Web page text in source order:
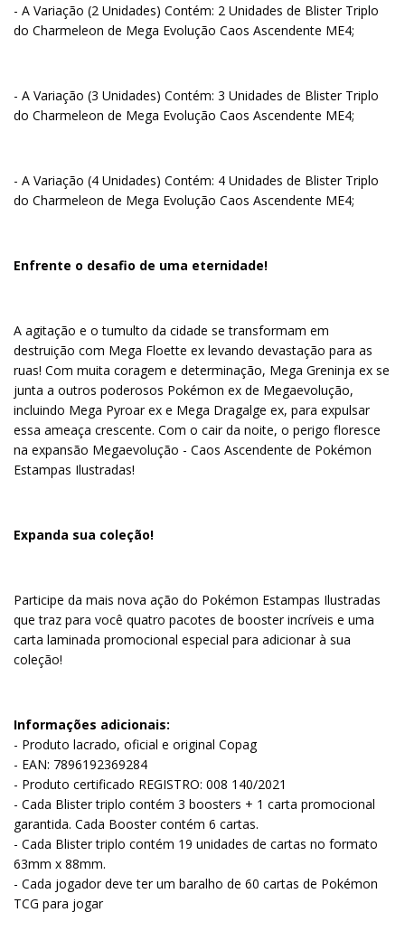
- A Variação (2 Unidades) Contém: 2 Unidades de Blister Triplo
do Charmeleon de Mega Evolução Caos Ascendente ME4;
- A Variação (3 Unidades) Contém: 3 Unidades de Blister Triplo
do Charmeleon de Mega Evolução Caos Ascendente ME4;
- A Variação (4 Unidades) Contém: 4 Unidades de Blister Triplo
do Charmeleon de Mega Evolução Caos Ascendente ME4;
Enfrente o desafio de uma eternidade!
A agitação e o tumulto da cidade se transformam em
destruição com Mega Floette ex levando devastação para as
ruas! Com muita coragem e determinação, Mega Greninja ex se
junta a outros poderosos Pokémon ex de Megaevolução,
incluindo Mega Pyroar ex e Mega Dragalge ex, para expulsar
essa ameaça crescente. Com o cair da noite, o perigo floresce
na expansão Megaevolução - Caos Ascendente de Pokémon
Estampas Ilustradas!
Expanda sua coleção!
Participe da mais nova ação do Pokémon Estampas Ilustradas
que traz para você quatro pacotes de booster incríveis e uma
carta laminada promocional especial para adicionar à sua
coleção!
Informações adicionais:
- Produto lacrado, oficial e original Copag
- EAN: 7896192369284
- Produto certificado REGISTRO: 008 140/2021
- Cada Blister triplo contém 3 boosters + 1 carta promocional
garantida. Cada Booster contém 6 cartas.
- Cada Blister triplo contém 19 unidades de cartas no formato
63mm x 88mm.
- Cada jogador deve ter um baralho de 60 cartas de Pokémon
TCG para jogar